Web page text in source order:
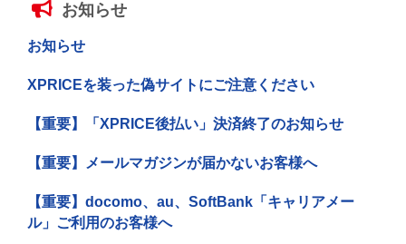
お知らせ
お知らせ
XPRICEを装った偽サイトにご注意ください
【重要】「XPRICE後払い」決済終了のお知らせ
【重要】メールマガジンが届かないお客様へ
【重要】docomo、au、SoftBank「キャリアメー
ル」ご利用のお客様へ